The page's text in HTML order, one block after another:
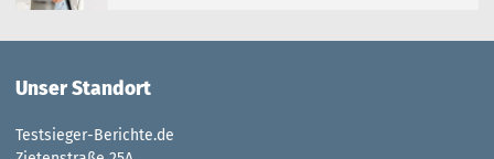
Unser Standort
Testsieger-Berichte.de